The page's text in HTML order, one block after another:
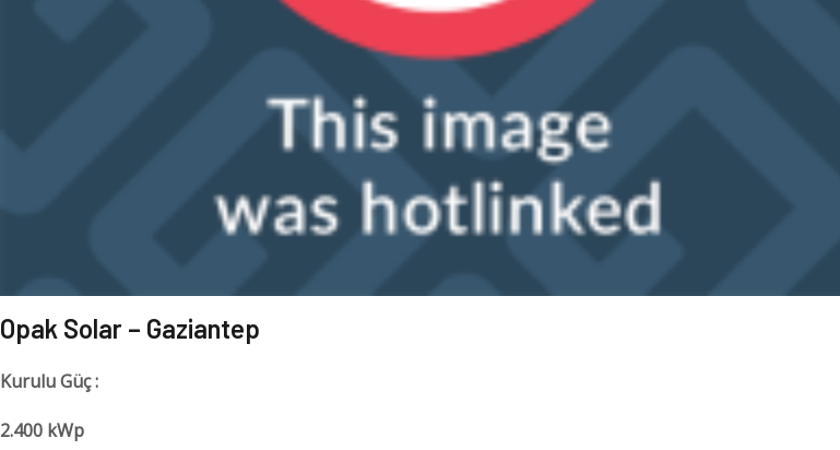
Opak Solar – Gaziantep
Kurulu Güç :
2.400 kWp